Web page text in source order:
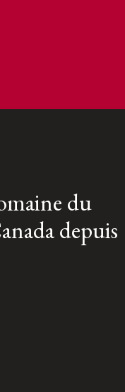
du
depuis